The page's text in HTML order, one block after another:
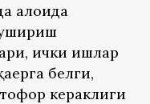
алоҳида
ички ишлар
белги,
кераклиги